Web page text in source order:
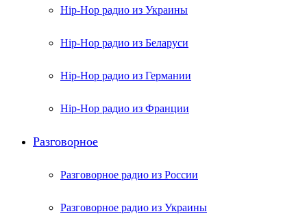
Hip-Hop радио из Украины
Hip-Hop радио из Беларуси
Hip-Hop радио из Германии
Hip-Hop радио из Франции
Разговорное
Разговорное радио из России
Разговорное радио из Украины